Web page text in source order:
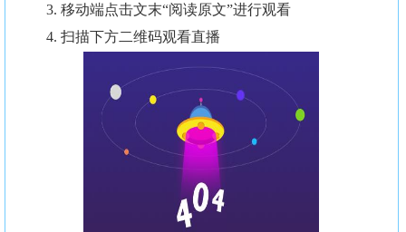
3. 移动端点击文末“阅读原文”进行观看
4. 扫描下方二维码观看直播